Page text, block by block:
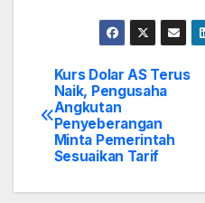
Post
navigation
Kurs Dolar AS Terus
Naik, Pengusaha
Angkutan
Penyeberangan
Minta Pemerintah
Sesuaikan Tarif